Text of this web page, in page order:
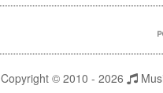
Copyright © 2010 - 2026